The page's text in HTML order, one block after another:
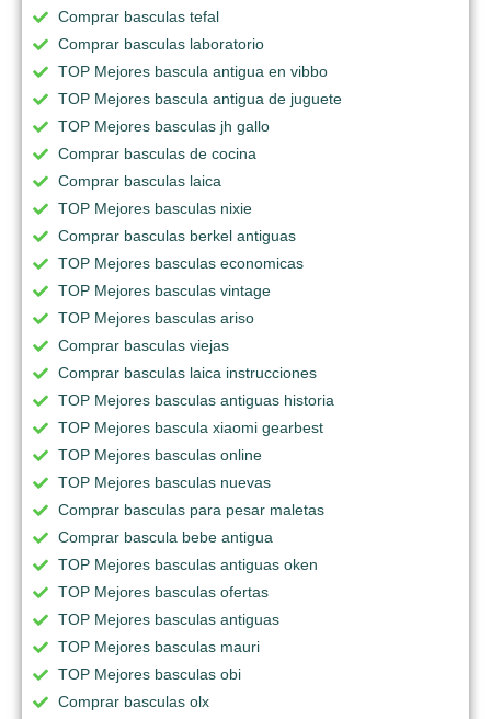
Comprar basculas tefal
Comprar basculas laboratorio
TOP Mejores bascula antigua en vibbo
TOP Mejores bascula antigua de juguete
TOP Mejores basculas jh gallo
Comprar basculas de cocina
Comprar basculas laica
TOP Mejores basculas nixie
Comprar basculas berkel antiguas
TOP Mejores basculas economicas
TOP Mejores basculas vintage
TOP Mejores basculas ariso
Comprar basculas viejas
Comprar basculas laica instrucciones
TOP Mejores basculas antiguas historia
TOP Mejores bascula xiaomi gearbest
TOP Mejores basculas online
TOP Mejores basculas nuevas
Comprar basculas para pesar maletas
Comprar bascula bebe antigua
TOP Mejores basculas antiguas oken
TOP Mejores basculas ofertas
TOP Mejores basculas antiguas
TOP Mejores basculas mauri
TOP Mejores basculas obi
Comprar basculas olx